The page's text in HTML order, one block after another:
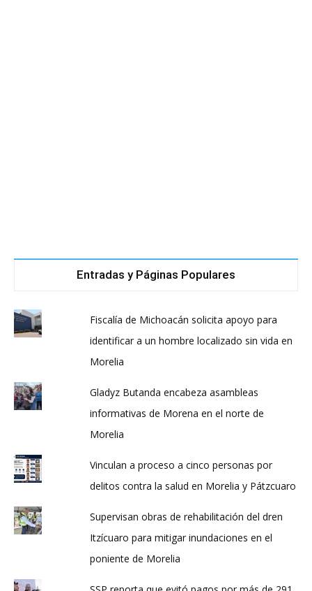
Entradas y Páginas Populares
Fiscalía de Michoacán solicita apoyo para
identificar a un hombre localizado sin vida en
Morelia
Gladyz Butanda encabeza asambleas
informativas de Morena en el norte de
Morelia
Vinculan a proceso a cinco personas por
delitos contra la salud en Morelia y Pátzcuaro
Supervisan obras de rehabilitación del dren
Itzícuaro para mitigar inundaciones en el
poniente de Morelia